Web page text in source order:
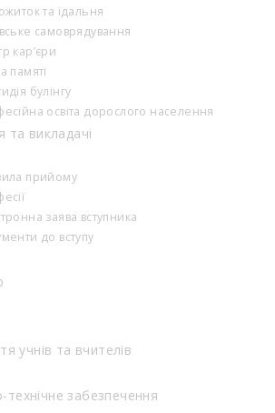
та їдальня
самоврядування
кар’єри
памяті
булінгу
освіта дорослого населення
та викладачі
прийому
заява вступника
до вступу
учнів та вчителів
технічне забезпечення